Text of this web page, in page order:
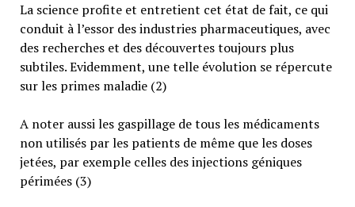
La science profite et entretient cet état de fait, ce qui
conduit à l’essor des industries pharmaceutiques, avec
des recherches et des découvertes toujours plus
subtiles. Evidemment, une telle évolution se répercute
sur les primes maladie (2)
A noter aussi les gaspillage de tous les médicaments
non utilisés par les patients de même que les doses
jetées, par exemple celles des injections géniques
périmées (3)